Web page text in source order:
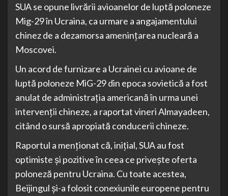
SUA se opune livrării avioanelor de luptă poloneze
Mig-29 în Ucraina, ca urmare a angajamentului
chinez de a dezamorsa amenințarea nucleară a
Moscovei.
Un acord de furnizare a Ucrainei cu avioane de
luptă poloneze MiG-29 din epoca sovietică a fost
anulat de administrația americană în urma unei
intervenții chineze, a raportat vineri Almayadeen,
citând o sursă apropiată conducerii chineze.
Raportul a menționat că, inițial, SUA au fost
optimiste și pozitive în ceea ce privește oferta
poloneză pentru Ucraina. Cu toate acestea,
Beijingul și-a folosit conexiunile europene pentru